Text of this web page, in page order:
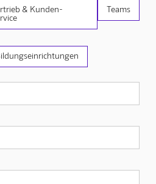
& Kunden-
Teams